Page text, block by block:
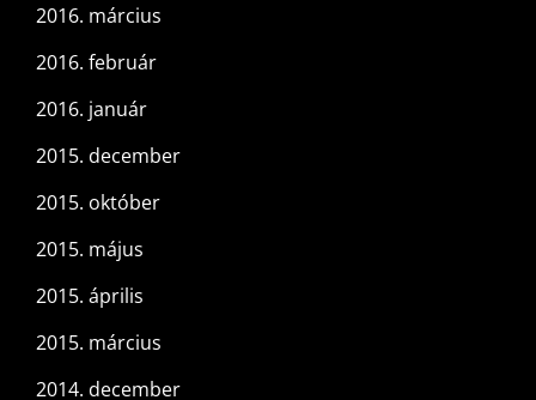
2016. március
2016. február
2016. január
2015. december
2015. október
2015. május
2015. április
2015. március
2014. december